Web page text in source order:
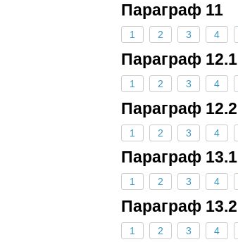
Параграф 11
1 2 3 4
Параграф 12.1
1 2 3 4
Параграф 12.2
1 2 3 4
Параграф 13.1
1 2 3 4
Параграф 13.2
1 2 3 4